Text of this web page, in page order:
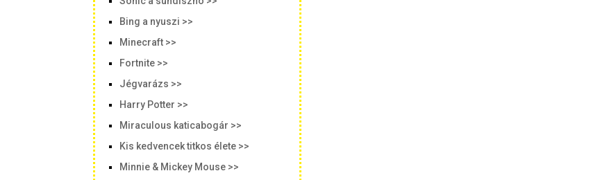
Bing a nyuszi >>
Minecraft >>
Fortnite >>
Jégvarázs >>
Harry Potter >>
Miraculous katicabogár >>
Kis kedvencek titkos élete >>
Minnie & Mickey Mouse >>